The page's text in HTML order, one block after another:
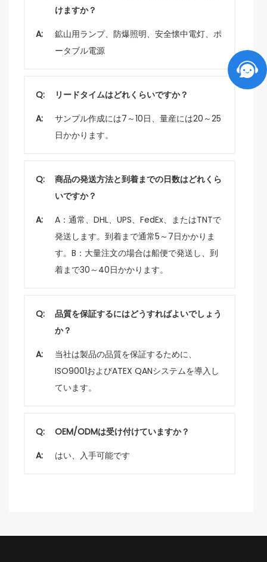
けますか？
A:
鉱山用ランプ、防爆照明、安全懐中電灯、ポ
ータブル電源
Q:
リードタイムはどれくらいですか？
A:
サンプル作成には7～10日、量産には20～25
日かかります。
Q:
商品の発送方法と到着までの日数はどれくら
いですか？
A:
A：通常、DHL、UPS、FedEx、またはTNTで
発送します。到着まで通常5～7日かかりま
す。B：大量注文の場合は船便で発送し、到
着まで30～40日かかります。
Q:
品質を保証するにはどうすればよいでしょう
か？
A:
当社は製品の品​​質を保証するために、
ISO9001およびATEX QANシステムを導入し
ています。
Q:
OEM/ODMは受け付けていますか？
A:
はい、入手可能です